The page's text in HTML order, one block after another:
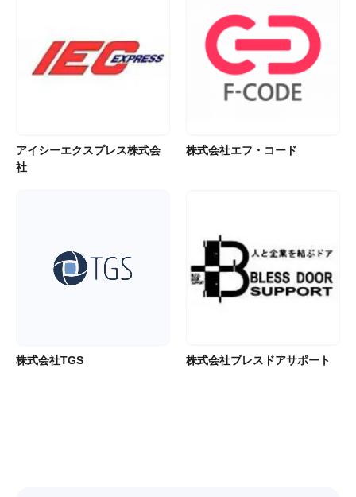
アイシーエクスプレス株式会
社
株式会社エフ・コード
株式会社TGS 株式会社ブレスドアサポート